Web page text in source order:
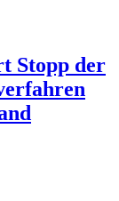
Stopp der